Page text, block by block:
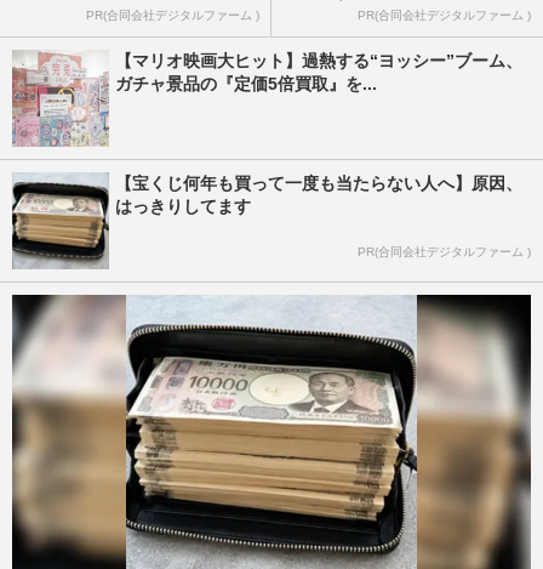
PR(合同会社デジタルファーム ) PR(合同会社デジタルファーム )
【マリオ映画大ヒット】過熱する“ヨッシー”ブーム、
ガチャ景品の『定価5倍買取』を...
【宝くじ何年も買って一度も当たらない人へ】原因、
はっきりしてます
PR(合同会社デジタルファーム )